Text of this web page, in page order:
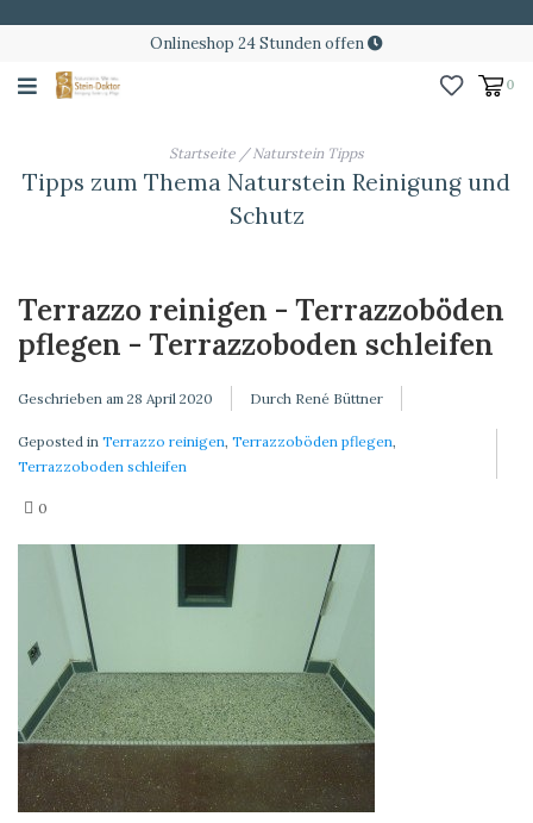
Onlineshop 24 Stunden offen
0
Startseite /Naturstein Tipps
Tipps zum Thema Naturstein Reinigung und
Schutz
Terrazzo reinigen - Terrazzoböden
pflegen - Terrazzoboden schleifen
Geschrieben am 28 April 2020 Durch René Büttner
Geposted in Terrazzo reinigen, Terrazzoböden pflegen,
Terrazzoboden schleifen
0